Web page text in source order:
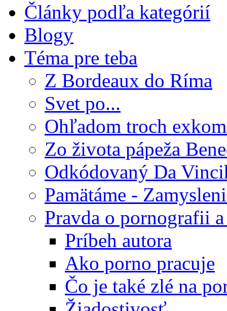
Články podľa kategórií
Blogy
Téma pre teba
Z Bordeaux do Ríma
Svet po...
Ohľadom troch
Zo života pápeža
Odkódovaný Da
Pamätáme -
Pravda o pornografii
Príbeh autora
Ako porno pracuje
Čo je také zlé na